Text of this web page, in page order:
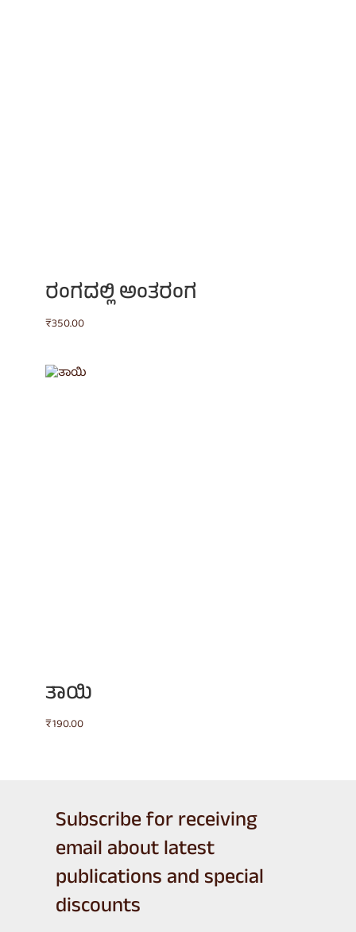
ರಂಗದಲ್ಲಿ ಅಂತರಂಗ
₹350.00
ತಾಯಿ
₹190.00
Subscribe for receiving
email about latest
publications and special
discounts